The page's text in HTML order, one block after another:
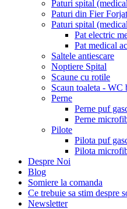
Paturi spital
Paturi din Fier Forjat
Paturi spital
Pat electric
Pat medical
Saltele antiescare
Noptiere Spital
Scaune cu rotile
Scaun toaleta - WC
Perne
Perne puf
Perne
Pilote
Pilota puf
Pilota
Despre Noi
Blog
Somiere la comanda
Ce trebuie sa stim despre
Newsletter